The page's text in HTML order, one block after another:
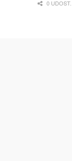
0 UDOST.